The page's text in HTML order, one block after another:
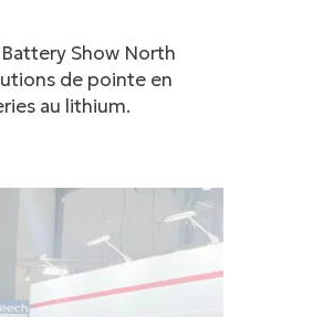
Show North
de pointe en
au lithium.